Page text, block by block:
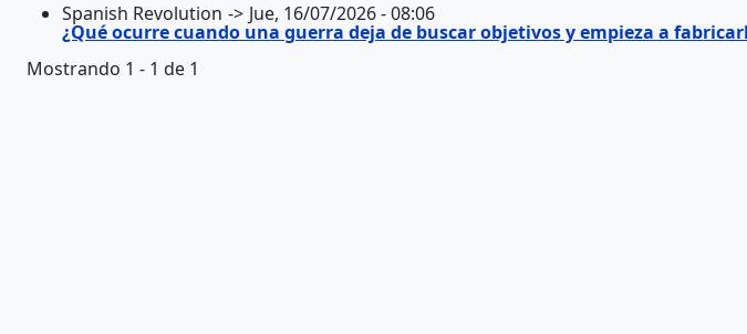
Spanish Revolution
Jue, 16/07/2026 - 08:06
¿Qué ocurre cuando una guerra deja de buscar objetivos y empieza a
Mostrando 1 - 1 de 1